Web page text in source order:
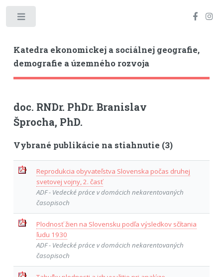
Katedra ekonomickej a sociálnej geografie,
demografie a územného rozvoja
doc. RNDr. PhDr. Branislav
Šprocha, PhD.
Vybrané publikácie na stiahnutie (3)
Reprodukcia obyvateľstva Slovenska počas druhej
svetovej vojny, 2. časť
ADF - Vedecké práce v domácich nekarentovaných
časopisoch
Plodnosť žien na Slovensku podľa výsledkov sčítania
ľudu 1930
ADF - Vedecké práce v domácich nekarentovaných
časopisoch